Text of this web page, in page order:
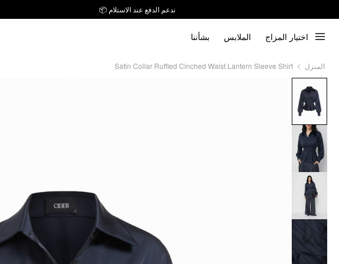
توصيل خلال 7 أيام إلى جميع دول الخليج
اختيار المزاج الملابس بشأننا
المنزل Satin Collar Ruffled Cinched Waist Lantern Sleeve Shirt